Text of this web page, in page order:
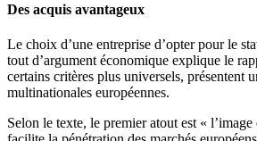
Des acquis avantageux
Le choix d’une entreprise d’opter pour le
tout d’argument économique explique le
certains critères plus universels, présentent
multinationales européennes.
Selon le texte, le premier atout est «